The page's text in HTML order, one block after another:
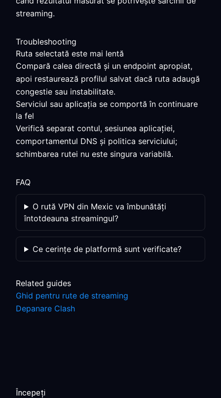
streaming.
Troubleshooting
Ruta selectată este mai lentă
Compară calea directă și un endpoint apropiat,
apoi restaurează profilul salvat dacă ruta adaugă
congestie sau instabilitate.
Serviciul sau aplicația se comportă în continuare
la fel
Verifică separat contul, sesiunea aplicației,
comportamentul DNS și politica serviciului;
schimbarea rutei nu este singura variabilă.
FAQ
O rută VPN din Mexic va îmbunătăți
întotdeauna streamingul?
Ce cerințe de platformă sunt verificate?
Related guides
Ghid pentru rute de streaming
Depanare Clash
Începeți